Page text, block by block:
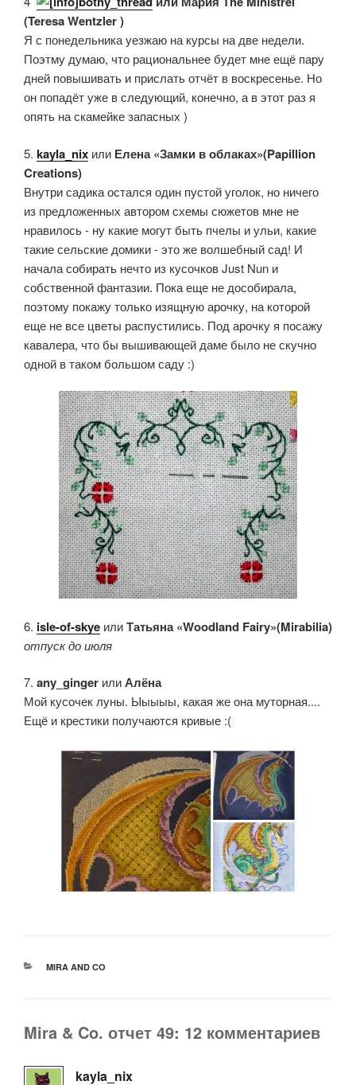
(Teresa Wentzler )
Я с понедельника уезжаю на курсы на две недели.
Поэтму думаю, что рациональнее будет мне ещё пару
дней повышивать и прислать отчёт в воскресенье. Но
он попадёт уже в следующий, конечно, а в этот раз я
опять на скамейке запасных )
5. kayla_nix или Елена «Замки в облаках»(Papillion
Creations)
Внутри садика остался один пустой уголок, но ничего
из предложенных автором схемы сюжетов мне не
нравилось - ну какие могут быть пчелы и ульи, какие
такие сельские домики - это же волшебный сад! И
начала собирать нечто из кусочков Just Nun и
собственной фантазии. Пока еще не дособирала,
поэтому покажу только изящную арочку, на которой
еще не все цветы распустились. Под арочку я посажу
кавалера, что бы вышивающей даме было не скучно
одной в таком большом саду :)
6. isle-of-skye илиТатьяна «Woodland Fairy»(Mirabilia)
отпуск до июля
7. any_ginger илиАлёна
Мой кусочек луны. Ыыыыы, какая же она муторная....
Ещё и крестики получаются кривые :(
РУБРИКИ
MIRA AND CO
Mira & Co. отчет 49: 12 комментариев
kayla_nix